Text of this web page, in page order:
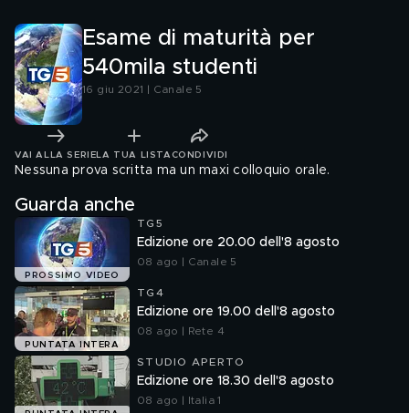
Esame di maturità per
540mila studenti
16 giu 2021 | Canale 5
VAI ALLA SERIE LA TUA LISTA CONDIVIDI
Nessuna prova scritta ma un maxi colloquio orale.
Guarda anche
PROSSIMO VIDEO
TG5
Edizione ore 20.00 dell'8 agosto
08 ago | Canale 5
PUNTATA INTERA
TG4
Edizione ore 19.00 dell'8 agosto
08 ago | Rete 4
STUDIO APERTO
Edizione ore 18.30 dell'8 agosto
08 ago | Italia 1